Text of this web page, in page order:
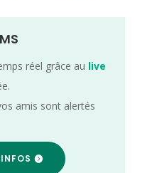
réel grâce au live
amis sont alertés